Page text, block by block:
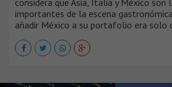
importantes de la escena
añadir México a su portafolio era solo